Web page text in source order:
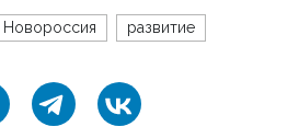
Новороссия развитие